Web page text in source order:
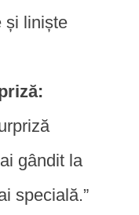
și liniște
gândit la
specială.”